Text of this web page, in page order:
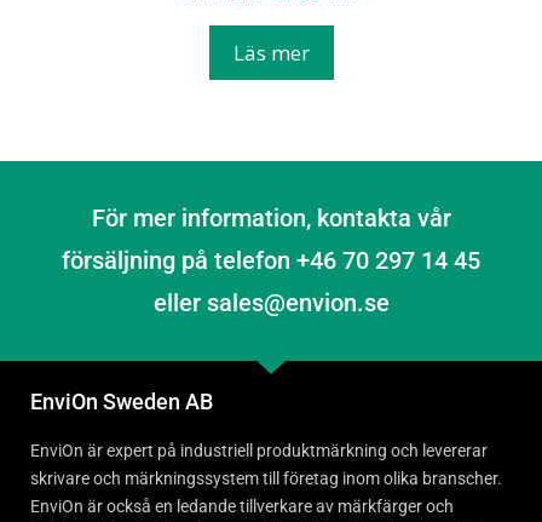
Läs mer
För mer information, kontakta vår
försäljning på telefon +46 70 297 14 45
eller sales@envion.se
EnviOn Sweden AB
EnviOn är expert på industriell produktmärkning och levererar
skrivare och märkningssystem till företag inom olika branscher.
EnviOn är också en ledande tillverkare av märkfärger och